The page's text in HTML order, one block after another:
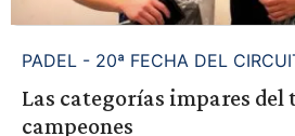
PADEL - 20ª FECHA DEL
Las categorías impares del
campeones